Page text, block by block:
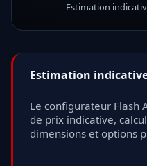
Estimation
Estimation
Le configurateur Flash
de prix indicative,
dimensions et options